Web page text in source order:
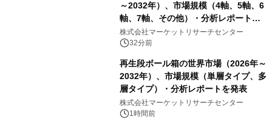
～2032年）、市場規模（4軸、5軸、6
軸、7軸、その他）・分析レポートを
発表
株式会社マーケットリサーチセンター
32分前
再生段ボール箱の世界市場（2026年～
2032年）、市場規模（単層タイプ、多
層タイプ）・分析レポートを発表
株式会社マーケットリサーチセンター
1時間前